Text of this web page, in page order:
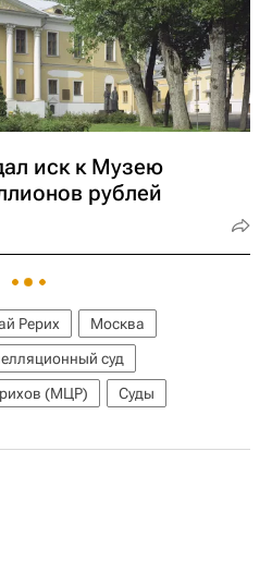
иск к Музею
рублей
Рерих
Москва
суд
(МЦР)
Суды